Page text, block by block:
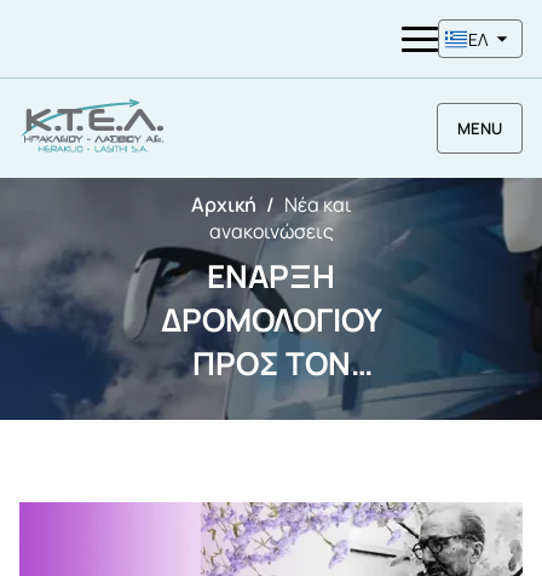
ΕΛ
MENU
Αρχική
Νέα και
ανακοινώσεις
ΕΝΑΡΞΗ
ΔΡΟΜΟΛΟΓΙΟΥ
ΠΡΟΣ ΤΟΝ
ΠΟΛΙΤΙΣΜΟ –
ΜΟΥΣΕΙΟ ΝΙΚΟΥ
ΚΑΖΑΝΤΖΑΚΗ